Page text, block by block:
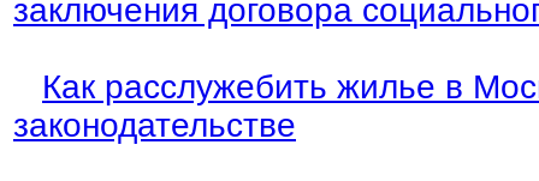
заключения договора
Как расслужебить жилье в
законодательстве